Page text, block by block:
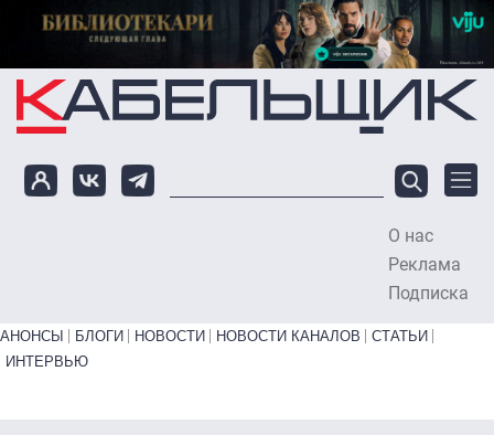
Перейти к основному содержанию
О нас
Реклама
Подписка
Primary links bottom
АНОНСЫ БЛОГИ НОВОСТИ НОВОСТИ КАНАЛОВ
СТАТЬИ
ИНТЕРВЬЮ